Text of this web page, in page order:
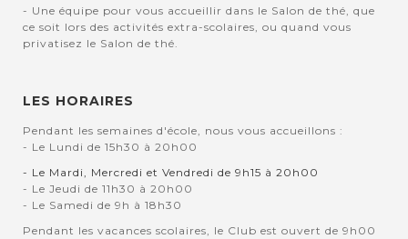
- Une équipe pour vous accueillir dans le Salon de thé, que
ce soit lors des activités extra-scolaires, ou quand vous
privatisez le Salon de thé.
LES HORAIRES
Pendant les semaines d'école, nous vous accueillons :
- Le Lundi de 15h30 à 20h00
- Le Mardi, Mercredi et Vendredi de 9h15 à 20h00
- Le Jeudi de 11h30 à 20h00
- Le Samedi de 9h à 18h30
Pendant les vacances scolaires, le Club est ouvert de 9h00